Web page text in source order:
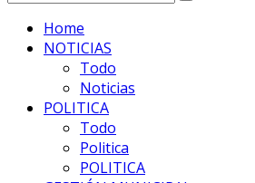
Home
NOTICIAS
Todo
Noticias
POLITICA
Todo
Politica
POLITICA